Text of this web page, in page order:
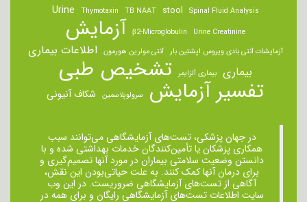
Spinal Fluid Analysis
stool
TB NAAT
Thymotaxin
Urine
Urine Creatinine
β2-Microglobulin آزمایش
آزمایشات آنتی بادی ویروس اپشتین بار آنتی مولرین هورمون اطلاعات بیماری
بیماری بیماری آلزایمر تشخیص طبی
تفسیر آزمایش سرولوپلاسمین شکاف آنیونی
در جهان پزشکی، تست‌های آزمایشگاهی می‌توانند سبب
همکاری پزشکان یا تأمین‌کنندگان خدمات بهداشتی شده و با
دانستن وضعیت سلامتی بیماران در مورد آنها تصمیم‌گیری و
برای درمان ‌آنها کمک کنند. به علت حیاتی‌بودن این نقش،
آگاهی از تست‌های آزمایشگاهی ضروریست. در این وب
سایت اطلاعات تست‌های آزمایشگاهی رایگان و برای همه در